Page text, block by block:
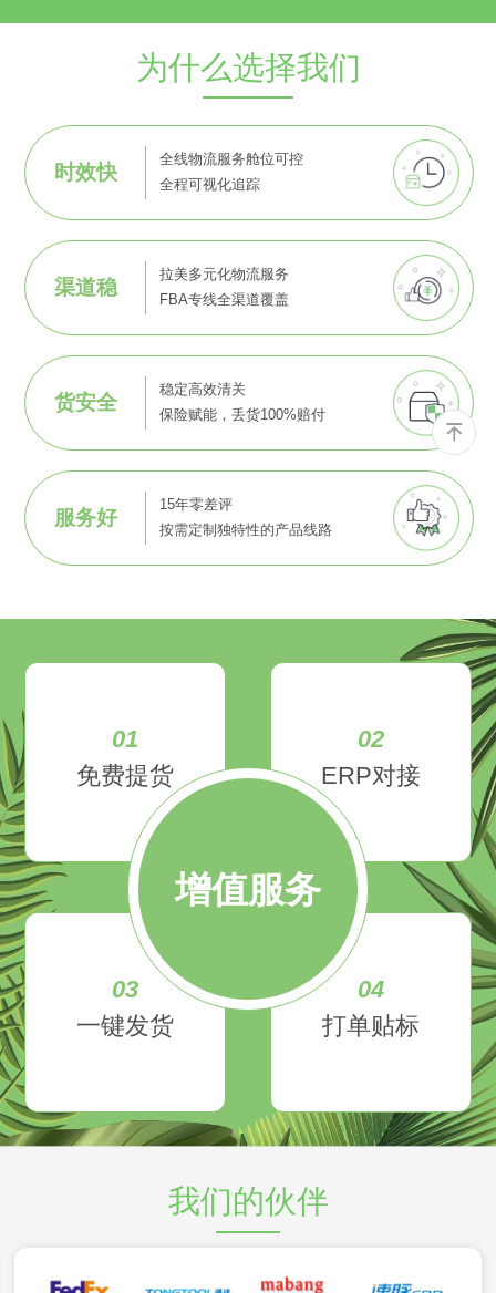
为什么选择我们
时效快
全线物流服务舱位可控
全程可视化追踪
渠道稳
拉美多元化物流服务
FBA专线全渠道覆盖
货安全
稳定高效清关
保险赋能，丢货100%赔付
服务好
15年零差评
按需定制独特性的产品线路
增值服务
01
免费提货
02
ERP对接
03
一键发货
04
打单贴标
我们的伙伴